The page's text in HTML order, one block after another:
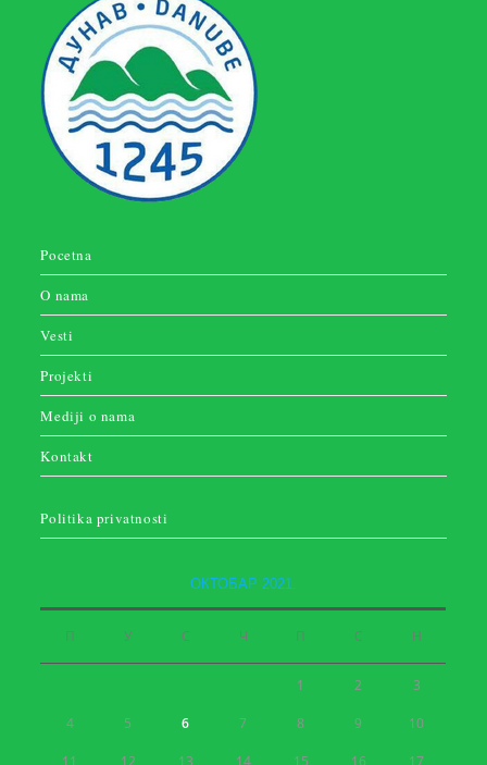
Pocetna
O nama
Vesti
Projekti
Mediji o nama
Kontakt
Politika privatnosti
ОКТОБАР 2021.
П У С Ч П С Н
1 2 3
4 5 6 7 8 9 10
11 12 13 14 15 16 17